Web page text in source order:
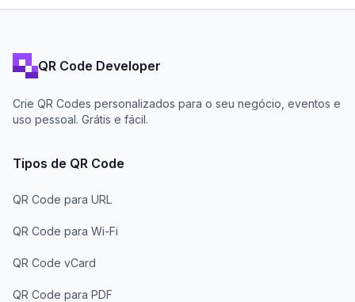
QR Code Developer
Crie QR Codes personalizados para o seu negócio, eventos e
uso pessoal. Grátis e fácil.
Tipos de QR Code
QR Code para URL
QR Code para Wi-Fi
QR Code vCard
QR Code para PDF